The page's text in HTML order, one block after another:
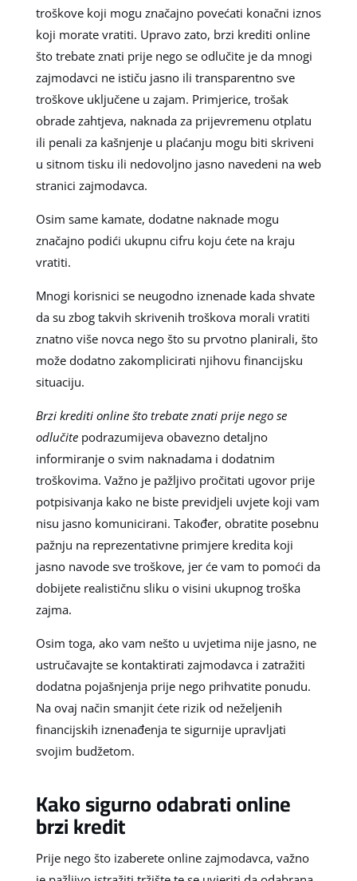
troškove koji mogu značajno povećati konačni iznos
koji morate vratiti. Upravo zato, brzi krediti online
što trebate znati prije nego se odlučite je da mnogi
zajmodavci ne ističu jasno ili transparentno sve
troškove uključene u zajam. Primjerice, trošak
obrade zahtjeva, naknada za prijevremenu otplatu
ili penali za kašnjenje u plaćanju mogu biti skriveni
u sitnom tisku ili nedovoljno jasno navedeni na web
stranici zajmodavca.
Osim same kamate, dodatne naknade mogu
značajno podići ukupnu cifru koju ćete na kraju
vratiti.
Mnogi korisnici se neugodno iznenade kada shvate
da su zbog takvih skrivenih troškova morali vratiti
znatno više novca nego što su prvotno planirali, što
može dodatno zakomplicirati njihovu financijsku
situaciju.
Brzi krediti online što trebate znati prije nego se
odlučitepodrazumijeva obavezno detaljno
informiranje o svim naknadama i dodatnim
troškovima. Važno je pažljivo pročitati ugovor prije
potpisivanja kako ne biste previdjeli uvjete koji vam
nisu jasno komunicirani. Također, obratite posebnu
pažnju na reprezentativne primjere kredita koji
jasno navode sve troškove, jer će vam to pomoći da
dobijete realističnu sliku o visini ukupnog troška
zajma.
Osim toga, ako vam nešto u uvjetima nije jasno, ne
ustručavajte se kontaktirati zajmodavca i zatražiti
dodatna pojašnjenja prije nego prihvatite ponudu.
Na ovaj način smanjit ćete rizik od neželjenih
financijskih iznenađenja te sigurnije upravljati
svojim budžetom.
Kako sigurno odabrati online
brzi kredit
Prije nego što izaberete online zajmodavca, važno